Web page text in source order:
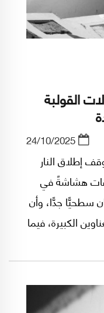
القولبة
24/10/2025
إطلاق النار
هشاشةً في
سطحيًّا جدًّا، وأن
الكبيرة، فيما